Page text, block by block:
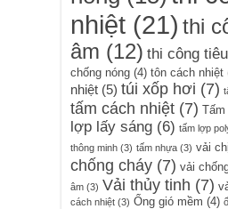
nhiệt(21) thi
âm (12) thi công
chống nóng(4) tôn cách nhiệt
nhiệt(5) túi xốp hơi (7)
tấm cách nhiệt(7) Tấm
lợp lấy sáng(6) tấm lợp
thông minh(3) tấm nhựa(3) vải
chống cháy(7) vải
âm(3) Vải thủy tinh (7)
cách nhiệt(3) Ống gió mềm (4)